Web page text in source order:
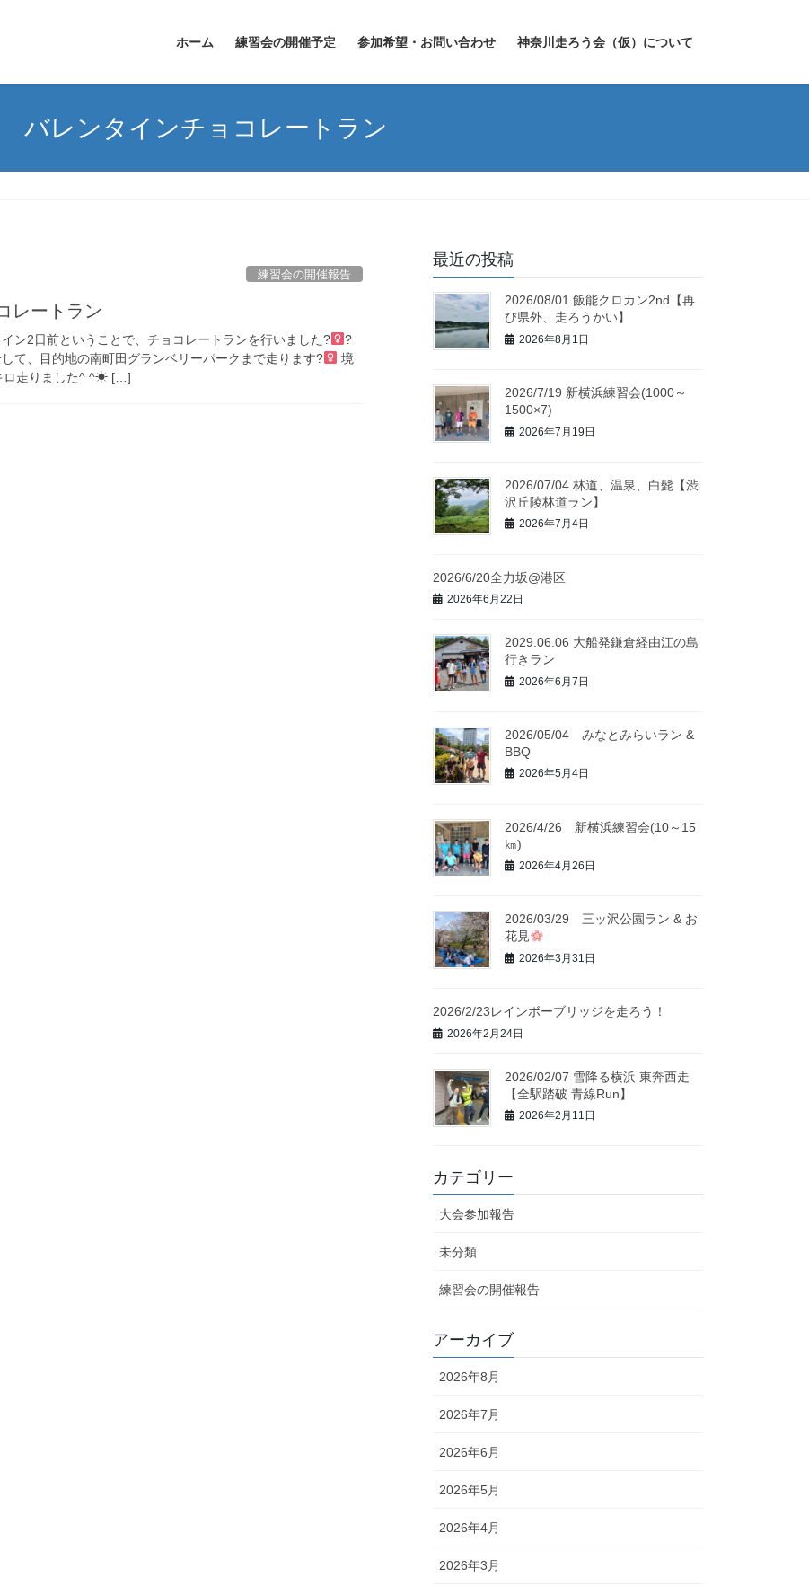
ホーム 練習会の開催予定 参加希望・お問い合わせ 神奈川走ろう会（仮）について
バレンタインチョコレートラン
練習会の開催報告
レートラン
ン2日前ということで、チョコレートランを行いました?‍
?
て、目的地の南町田グランベリーパークまで走ります?‍
境
ロ走りました^ ^☀ […]
最近の投稿
2026/08/01 飯能クロカン2nd【再
び県外、走ろうかい】
2026年8月1日
2026/7/19 新横浜練習会(1000～
1500×7)
2026年7月19日
2026/07/04 林道、温泉、白髭【渋
沢丘陵林道ラン】
2026年7月4日
2026/6/20全力坂@港区
2026年6月22日
2029.06.06 大船発鎌倉経由江の島
行きラン
2026年6月7日
2026/05/04 みなとみらいラン &
BBQ
2026年5月4日
2026/4/26 新横浜練習会(10～15
㎞)
2026年4月26日
2026/03/29 三ッ沢公園ラン & お
花見
2026年3月31日
2026/2/23レインボーブリッジを走ろう！
2026年2月24日
2026/02/07 雪降る横浜 東奔西走
【全駅踏破 青線Run】
2026年2月11日
カテゴリー
大会参加報告
未分類
練習会の開催報告
アーカイブ
2026年8月
2026年7月
2026年6月
2026年5月
2026年4月
2026年3月